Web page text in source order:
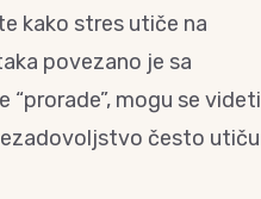
kako stres utiče na
povezano je sa
“prorade”, mogu se videti
često utiču